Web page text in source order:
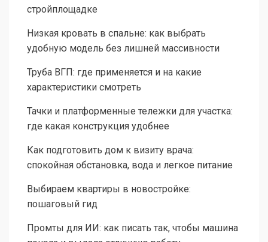
стройплощадке
Низкая кровать в спальне: как выбрать
удобную модель без лишней массивности
Труба ВГП: где применяется и на какие
характеристики смотреть
Тачки и платформенные тележки для участка:
где какая конструкция удобнее
Как подготовить дом к визиту врача:
спокойная обстановка, вода и легкое питание
Выбираем квартиры в новостройке:
пошаговый гид
Промты для ИИ: как писать так, чтобы машина